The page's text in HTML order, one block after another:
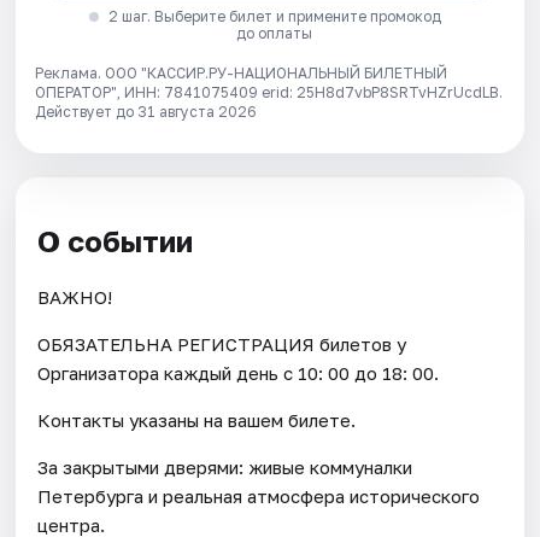
2 шаг. Выберите билет и примените промокод
до оплаты
Реклама. ООО "КАССИР.РУ-НАЦИОНАЛЬНЫЙ БИЛЕТНЫЙ
ОПЕРАТОР", ИНН: 7841075409 erid: 25H8d7vbP8SRTvHZrUcdLB.
Действует до 31 августа 2026
О событии
ВАЖНО!
ОБЯЗАТЕЛЬНА РЕГИСТРАЦИЯ билетов у
Организатора каждый день c 10: 00 до 18: 00.
Контакты указаны на вашем билете.
За закрытыми дверями: живые коммуналки
Петербурга и реальная атмосфера исторического
центра.